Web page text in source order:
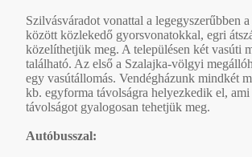
Szilvásváradot vonattal a legegyszerűbben
között közlekedő gyorsvonatokkal, egri
közelíthetjük meg. A településen két vasúti
található. Az első a Szalajka-völgyi
egy vasútállomás. Vendégházunk mindkét
kb. egyforma távolságra helyezkedik el,
távolságot gyalogosan tehetjük meg.
Autóbusszal: